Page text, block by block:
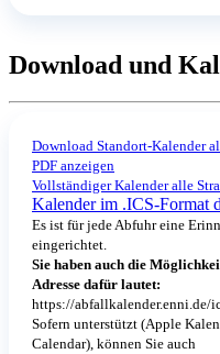
Download und
Download Standort-Kalender
PDF anzeigen
Vollständiger Kalender alle
Kalender im .ICS-Format
Es ist für jede Abfuhr eine
eingerichtet.
Sie haben auch die
Adresse dafür lautet:
https://abfallkalender.enni.de/
Sofern unterstützt (Apple
Calendar), können Sie auch